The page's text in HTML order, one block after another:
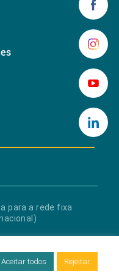
para a rede fixa
Reclamações
Aceitar todos Rejeitar